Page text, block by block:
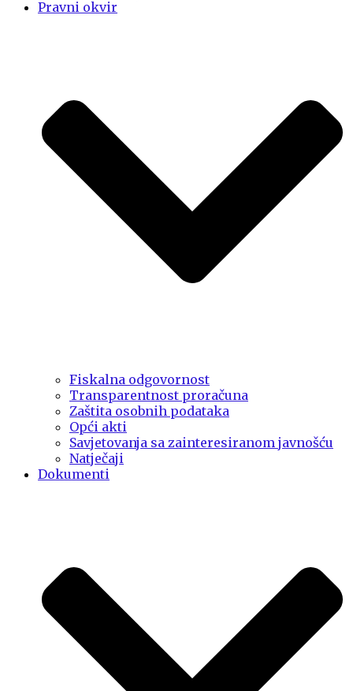
Pravni okvir
Fiskalna odgovornost
Transparentnost proračuna
Zaštita osobnih podataka
Opći akti
Savjetovanja sa zainteresiranom javnošću
Natječaji
Dokumenti